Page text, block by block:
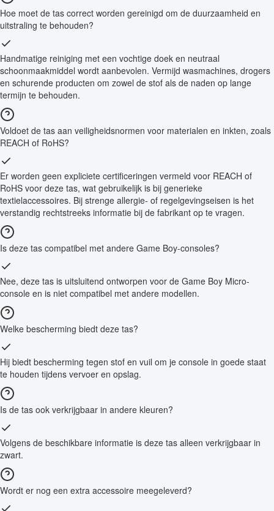
Hoe moet de tas correct worden gereinigd om de duurzaamheid en
uitstraling te behouden?
Handmatige reiniging met een vochtige doek en neutraal
schoonmaakmiddel wordt aanbevolen. Vermijd wasmachines, drogers
en schurende producten om zowel de stof als de naden op lange
termijn te behouden.
Voldoet de tas aan veiligheidsnormen voor materialen en inkten, zoals
REACH of RoHS?
Er worden geen expliciete certificeringen vermeld voor REACH of
RoHS voor deze tas, wat gebruikelijk is bij generieke
textielaccessoires. Bij strenge allergie- of regelgevingseisen is het
verstandig rechtstreeks informatie bij de fabrikant op te vragen.
Is deze tas compatibel met andere Game Boy-consoles?
Nee, deze tas is uitsluitend ontworpen voor de Game Boy Micro-
console en is niet compatibel met andere modellen.
Welke bescherming biedt deze tas?
Hij biedt bescherming tegen stof en vuil om je console in goede staat
te houden tijdens vervoer en opslag.
Is de tas ook verkrijgbaar in andere kleuren?
Volgens de beschikbare informatie is deze tas alleen verkrijgbaar in
zwart.
Wordt er nog een extra accessoire meegeleverd?